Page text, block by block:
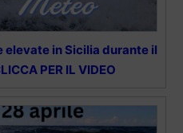
elevate in Sicilia durante il
PER IL VIDEO